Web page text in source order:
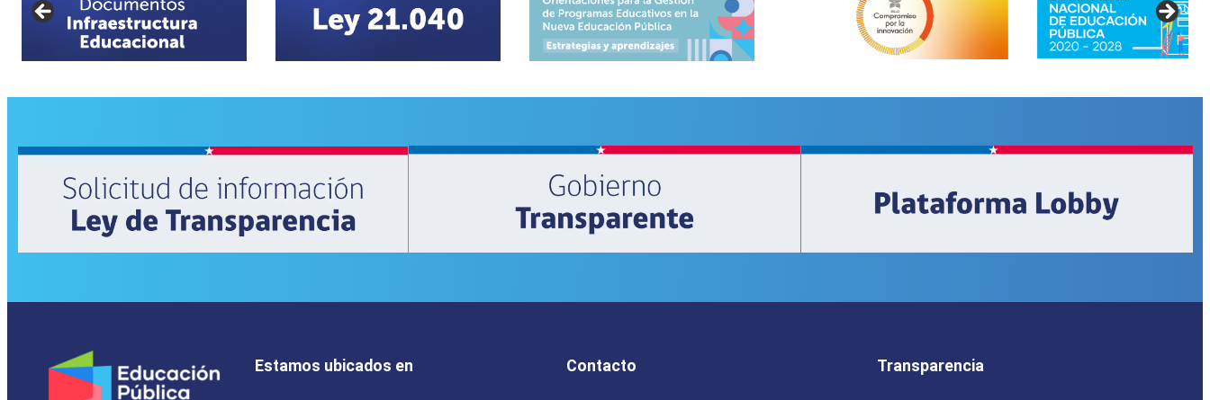
Estamos ubicados en Contacto Transparencia